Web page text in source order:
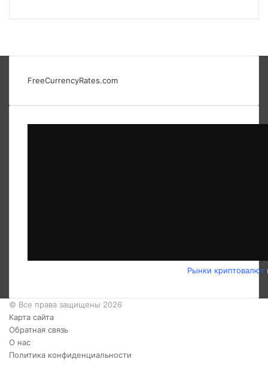
FreeCurrencyRates.com
Рынки криптовалют
© Все права защищены 2026
Карта сайта
Обратная связь
О нас
Политика конфиденциальности